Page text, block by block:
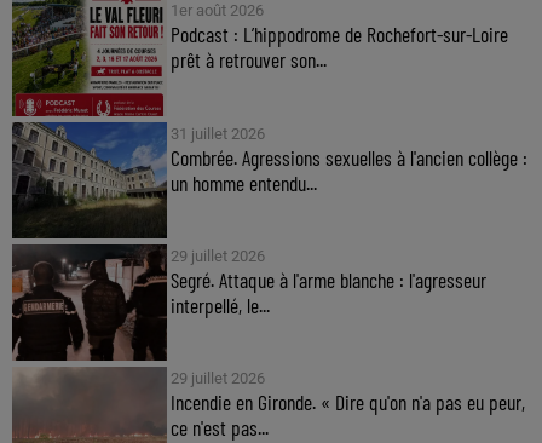
1er août 2026
Podcast : L’hippodrome de Rochefort-sur-Loire
prêt à retrouver son...
31 juillet 2026
Combrée. Agressions sexuelles à l'ancien collège :
un homme entendu...
29 juillet 2026
Segré. Attaque à l'arme blanche : l'agresseur
interpellé, le...
29 juillet 2026
Incendie en Gironde. « Dire qu'on n'a pas eu peur,
ce n'est pas...